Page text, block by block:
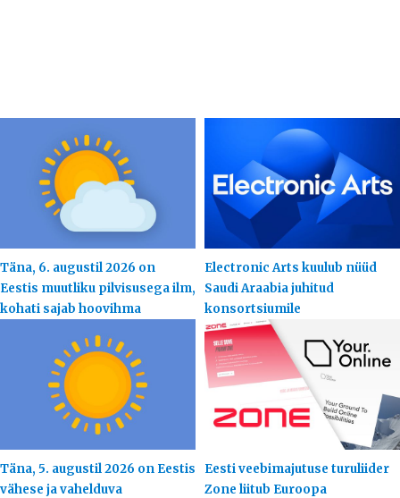
Täna, 6. augustil 2026 on
Eestis muutliku pilvisusega ilm,
kohati sajab hoovihma
Electronic Arts kuulub nüüd
Saudi Araabia juhitud
konsortsiumile
Täna, 5. augustil 2026 on Eestis
vähese ja vahelduva
Eesti veebimajutuse turuliider
Zone liitub Euroopa